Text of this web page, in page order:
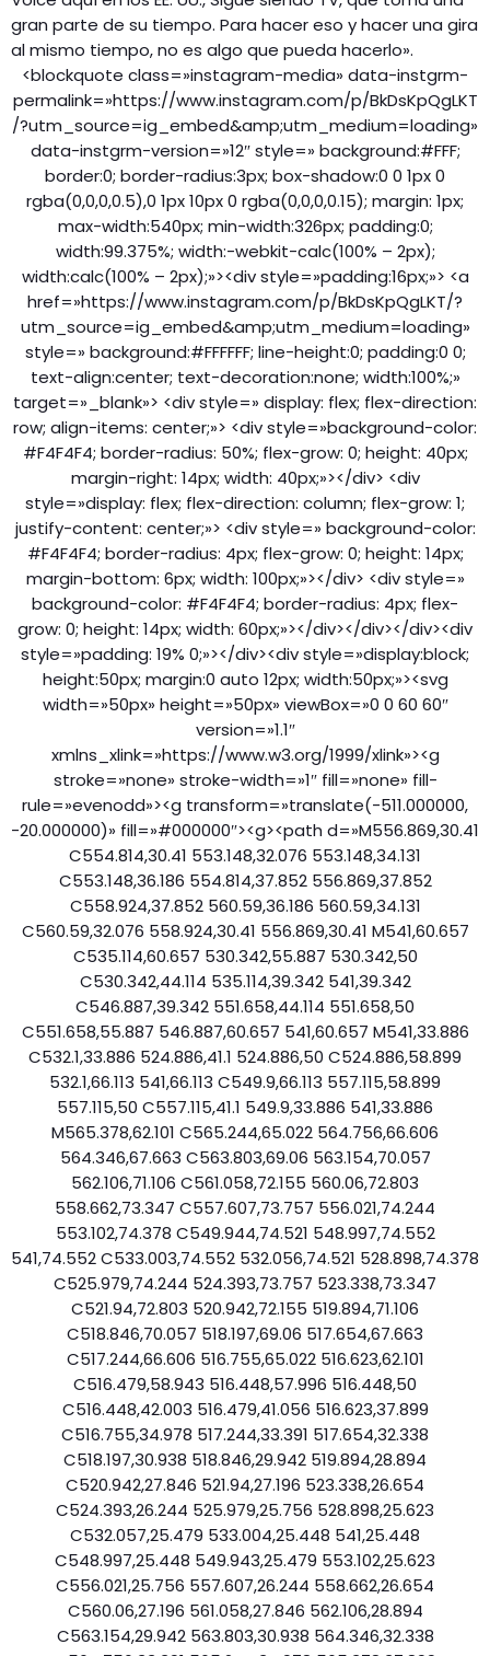
gran parte de su tiempo. Para hacer eso y hacer una gira
al mismo tiempo, no es algo que pueda hacerlo».
<blockquote class=»instagram-media» data-instgrm-
permalink=»https://www.instagram.com/p/BkDsKpQgLKT
/?utm_source=ig_embed&amp;utm_medium=loading»
data-instgrm-version=»12″ style=» background:#FFF;
border:0; border-radius:3px; box-shadow:0 0 1px 0
rgba(0,0,0,0.5),0 1px 10px 0 rgba(0,0,0,0.15); margin: 1px;
max-width:540px; min-width:326px; padding:0;
width:99.375%; width:-webkit-calc(100% – 2px);
width:calc(100% – 2px);»><div style=»padding:16px;»> <a
href=»https://www.instagram.com/p/BkDsKpQgLKT/?
utm_source=ig_embed&amp;utm_medium=loading»
style=» background:#FFFFFF; line-height:0; padding:0 0;
text-align:center; text-decoration:none; width:100%;»
target=»_blank»> <div style=» display: flex; flex-direction:
row; align-items: center;»> <div style=»background-color:
#F4F4F4; border-radius: 50%; flex-grow: 0; height: 40px;
margin-right: 14px; width: 40px;»></div> <div
style=»display: flex; flex-direction: column; flex-grow: 1;
justify-content: center;»> <div style=» background-color:
#F4F4F4; border-radius: 4px; flex-grow: 0; height: 14px;
margin-bottom: 6px; width: 100px;»></div> <div style=»
background-color: #F4F4F4; border-radius: 4px; flex-
grow: 0; height: 14px; width: 60px;»></div></div></div><div
style=»padding: 19% 0;»></div><div style=»display:block;
height:50px; margin:0 auto 12px; width:50px;»><svg
width=»50px» height=»50px» viewBox=»0 0 60 60″
version=»1.1″
xmlns_xlink=»https://www.w3.org/1999/xlink»><g
stroke=»none» stroke-width=»1″ fill=»none» fill-
rule=»evenodd»><g transform=»translate(-511.000000,
-20.000000)» fill=»#000000″><g><path d=»M556.869,30.41
C554.814,30.41 553.148,32.076 553.148,34.131
C553.148,36.186 554.814,37.852 556.869,37.852
C558.924,37.852 560.59,36.186 560.59,34.131
C560.59,32.076 558.924,30.41 556.869,30.41 M541,60.657
C535.114,60.657 530.342,55.887 530.342,50
C530.342,44.114 535.114,39.342 541,39.342
C546.887,39.342 551.658,44.114 551.658,50
C551.658,55.887 546.887,60.657 541,60.657 M541,33.886
C532.1,33.886 524.886,41.1 524.886,50 C524.886,58.899
532.1,66.113 541,66.113 C549.9,66.113 557.115,58.899
557.115,50 C557.115,41.1 549.9,33.886 541,33.886
M565.378,62.101 C565.244,65.022 564.756,66.606
564.346,67.663 C563.803,69.06 563.154,70.057
562.106,71.106 C561.058,72.155 560.06,72.803
558.662,73.347 C557.607,73.757 556.021,74.244
553.102,74.378 C549.944,74.521 548.997,74.552
541,74.552 C533.003,74.552 532.056,74.521 528.898,74.378
C525.979,74.244 524.393,73.757 523.338,73.347
C521.94,72.803 520.942,72.155 519.894,71.106
C518.846,70.057 518.197,69.06 517.654,67.663
C517.244,66.606 516.755,65.022 516.623,62.101
C516.479,58.943 516.448,57.996 516.448,50
C516.448,42.003 516.479,41.056 516.623,37.899
C516.755,34.978 517.244,33.391 517.654,32.338
C518.197,30.938 518.846,29.942 519.894,28.894
C520.942,27.846 521.94,27.196 523.338,26.654
C524.393,26.244 525.979,25.756 528.898,25.623
C532.057,25.479 533.004,25.448 541,25.448
C548.997,25.448 549.943,25.479 553.102,25.623
C556.021,25.756 557.607,26.244 558.662,26.654
C560.06,27.196 561.058,27.846 562.106,28.894
C563.154,29.942 563.803,30.938 564.346,32.338